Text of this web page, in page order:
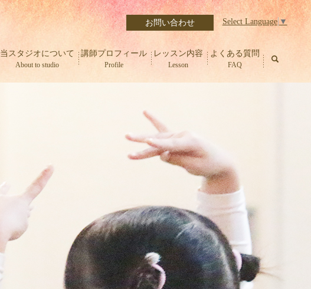
Select Language ▼
お問い合わせ
当スタジオについて
About to studio
講師プロフィール
Profile
レッスン内容
Lesson
よくある質問
FAQ